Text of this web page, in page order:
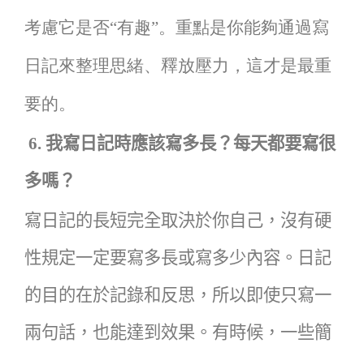
考慮它是否“有趣”。重點是你能夠通過寫
日記來整理思緒、釋放壓力，這才是最重
要的。
6. 我寫日記時應該寫多長？每天都要寫很
多嗎？
寫日記的長短完全取決於你自己，沒有硬
性規定一定要寫多長或寫多少內容。日記
的目的在於記錄和反思，所以即使只寫一
兩句話，也能達到效果。有時候，一些簡